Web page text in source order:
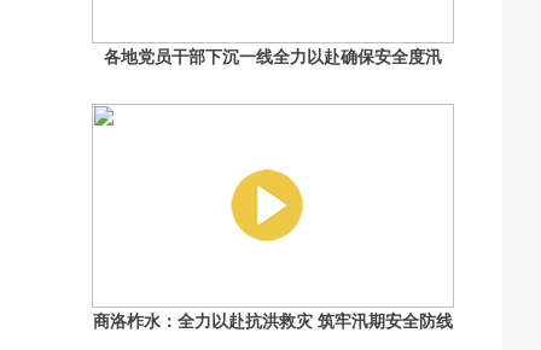
各地党员干部下沉一线全力以赴确保安全度汛
商洛柞水：全力以赴抗洪救灾 筑牢汛期安全防线